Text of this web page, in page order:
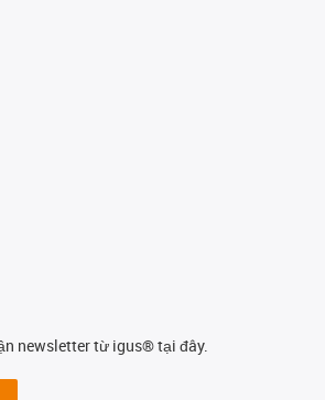
newsletter từ igus® tại đây.